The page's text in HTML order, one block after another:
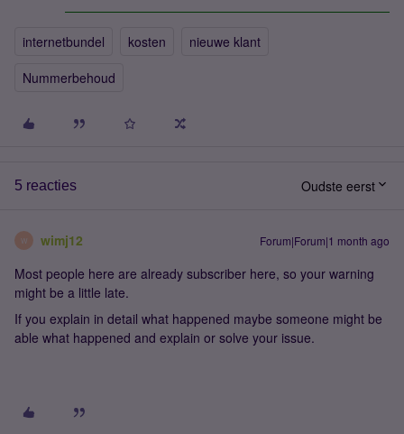
internetbundel kosten
nieuwe klant
Nummerbehoud
5 reacties Oudste eerst
W wimj12 Forum|Forum|1 month ago
Most people here are already subscriber here, so your warning
might be a little late.
If you explain in detail what happened maybe someone might be
able what happened and explain or solve your issue.